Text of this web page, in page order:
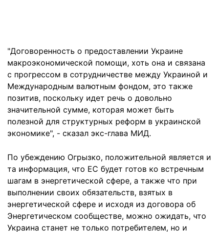
"Договоренность о предоставлении Украине
макроэкономической помощи, хоть она и связана
с прогрессом в сотрудничестве между Украиной и
Международным валютным фондом, это также
позитив, поскольку идет речь о довольно
значительной сумме, которая может быть
полезной для структурных реформ в украинской
экономике", - сказал экс-глава МИД.
По убеждению Огрызко, положительной является и
та информация, что ЕС будет готов ко встречным
шагам в энергетической сфере, а также что при
выполнении своих обязательств, взятых в
энергетической сфере и исходя из договора об
Энергетическом сообществе, можно ожидать, что
Украина станет не только потребителем, но и